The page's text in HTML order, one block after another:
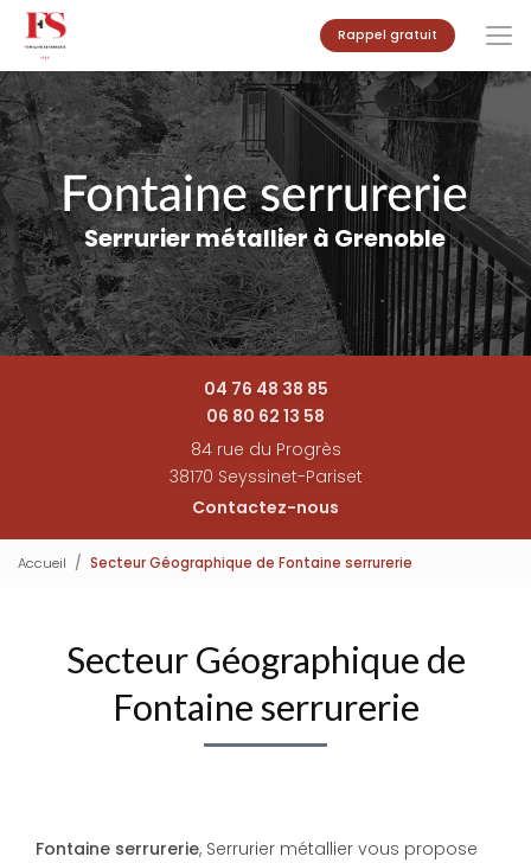
Aller
contenu
principal
Rappel gratuit
Serrurier métallier à Grenoble
04 76 48 38 85
06 80 62 13 58
84 rue du Progrès
38170 Seyssinet-Pariset
Contactez-nous
Accueil Secteur Géographique de Fontaine serrurerie
Secteur Géographique de
Fontaine serrurerie
Fontaine serrurerie, Serrurier métallier vous propose